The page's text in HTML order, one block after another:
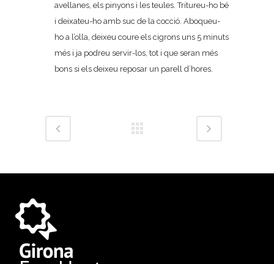
avellanes, els pinyons i les teules. Tritureu-ho bé
i deixateu-ho amb suc de la cocció. Aboqueu-
ho a l’olla, deixeu coure els cigrons uns 5 minuts
més i ja podreu servir-los, tot i que seran més
bons si els deixeu reposar un parell d’hores.